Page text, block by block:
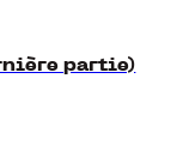
partie)